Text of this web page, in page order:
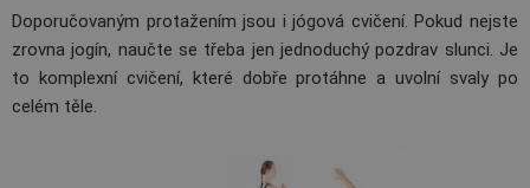
Doporučovaným protažením jsou i jógová cvičení. Pokud nejste
zrovna jogín, naučte se třeba jen jednoduchý pozdrav slunci. Je
to komplexní cvičení, které dobře protáhne a uvolní svaly po
celém těle.